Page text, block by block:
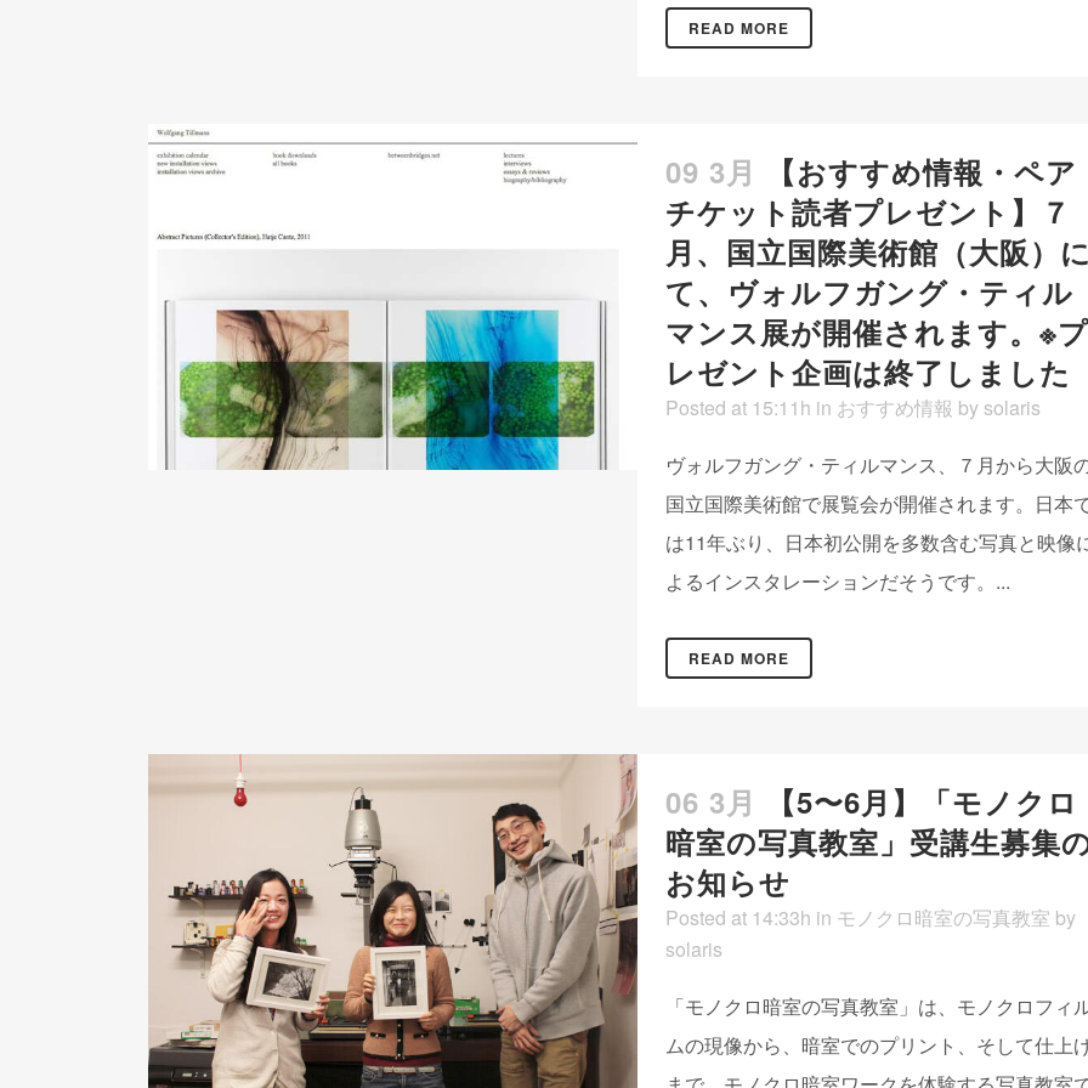
READ MORE
09 3月
【おすすめ情報・ペア
チケット読者プレゼント】７
月、国立国際美術館（大阪）に
て、ヴォルフガング・ティル
マンス展が開催されます。※プ
レゼント企画は終了しました
Posted at 15:11h in おすすめ情報 by solaris
ヴォルフガング・ティルマンス、７月から大阪
国立国際美術館で展覧会が開催されます。日本
は11年ぶり、日本初公開を多数含む写真と映像
よるインスタレーションだそうです。...
READ MORE
06 3月
【5〜6月】「モノクロ
暗室の写真教室」受講生募集
お知らせ
Posted at 14:33h in モノクロ暗室の写真教室 by
solaris
「モノクロ暗室の写真教室」は、モノクロフィ
ムの現像から、暗室でのプリント、そして仕上